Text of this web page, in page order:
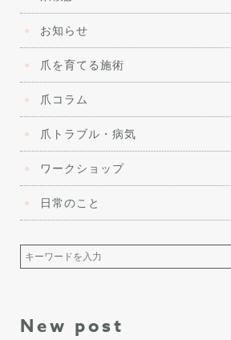
お知らせ
爪を育てる施術
爪コラム
爪トラブル・病気
ワークショップ
日常のこと
New post